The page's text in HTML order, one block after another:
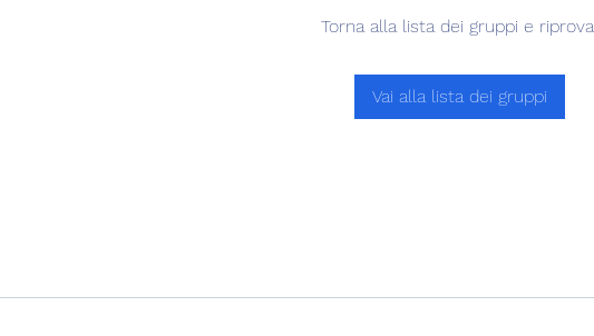
Torna alla lista dei gruppi e riprova.
Vai alla lista dei gruppi